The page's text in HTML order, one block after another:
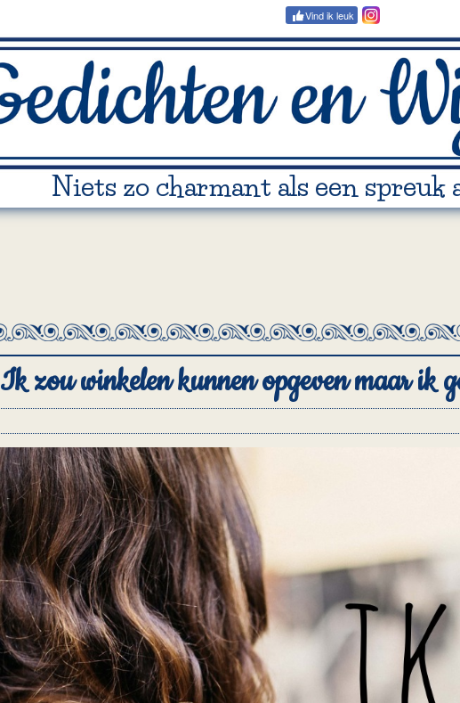
Vind ik leuk
Niets zo charmant als een spreuk
Ik zou winkelen kunnen opgeven maar ik